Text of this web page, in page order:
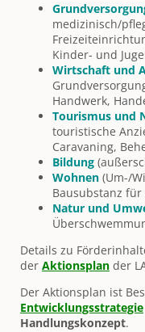
medizinisch/
Kinder- und
Wirtschaft und
Handwerk,
Tourismus und
touristische
Caravaning,
Bildung
Wohnen (Um-/
Bausubstanz für
Natur und
Details zu
der Aktionsplan der
Der Aktionsplan ist
Entwicklungsstrategie
Handlungskonzept.